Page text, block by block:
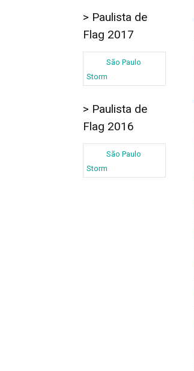
> Paulista de
Flag 2017
São Paulo
Storm
> Paulista de
Flag 2016
São Paulo
Storm